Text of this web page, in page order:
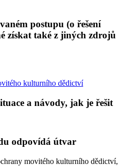
postupu (o řešení
získat také z jiných zdrojů
kulturního dědictví
a návody, jak je řešit
odpovídá útvar
movitého kulturního dědictví,